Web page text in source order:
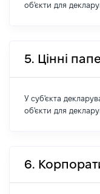
об'єкти для
5. Цінні
У суб'єкта
об'єкти для
6.